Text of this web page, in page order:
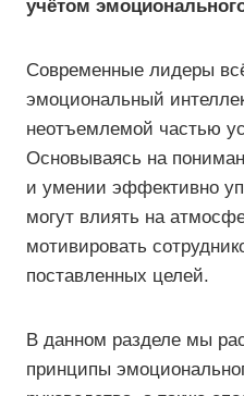
учётом
Современные лидеры
эмоциональный
неотъемлемой частью
Основываясь на
и умении эффективно
могут влиять на
мотивировать
поставленных целей.
В данном разделе мы
принципы